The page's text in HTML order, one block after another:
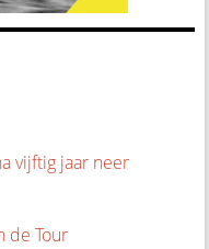
vijftig jaar neer
de Tour